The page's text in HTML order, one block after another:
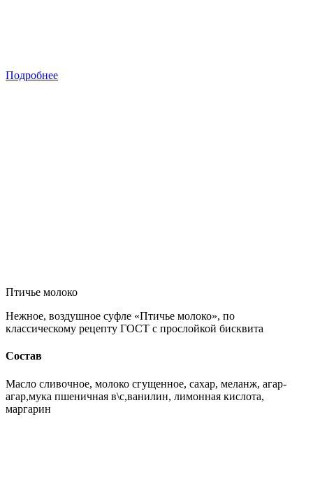
Подробнее
Птичье молоко
Нежное, воздушное суфле «Птичье молоко», по
классическому рецепту ГОСТ с прослойкой бисквита
Состав
Масло сливочное, молоко сгущенное, сахар, меланж, агар-
агар,мука пшеничная в\с,ванилин, лимонная кислота,
маргарин